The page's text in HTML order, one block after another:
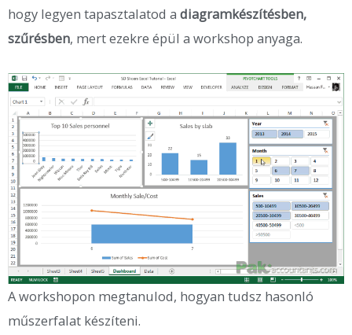
hogy legyen tapasztalatod a diagramkészítésben,
szűrésben, mert ezekre épül a workshop anyaga.
A workshopon megtanulod, hogyan tudsz hasonló
műszerfalat készíteni.